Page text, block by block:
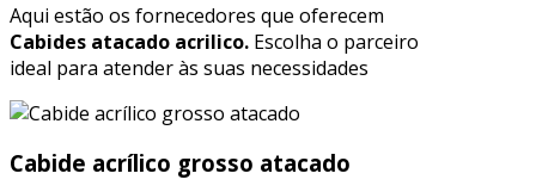
Aqui estão os fornecedores que oferecem
Cabides atacado acrilico. Escolha o parceiro
ideal para atender às suas necessidades
Cabide acrílico grosso atacado